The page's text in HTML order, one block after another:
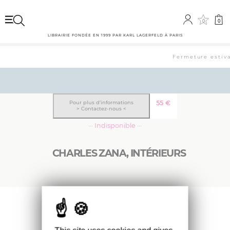
0 0
LIBRAIRIE FONDÉE EN 1999 PAR KARL LAGERFELD À PARIS
Fermeture
CHARLES ZANA, INTÉRIEURS
55€
Pour plus d’informations
> Contactez-nous <
··· Indisponible ···
Présentation des projets les plus
emblématiques de l’architecte d’intérieur
parisien, entre modernité et classicisme.